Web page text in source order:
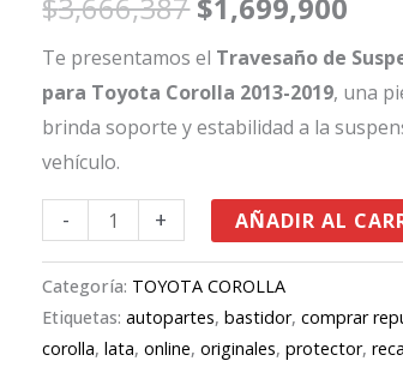
$3,666,387
era:
$3,666,387.
$1,699,900
es:
Te presentamos el Travesaño de
para Toyota Corolla 2013-2019, una
brinda soporte y estabilidad a la
vehículo.
-
Corolla
2013-
2019
cantidad
+ AÑADIR AL
Categoría: TOYOTA COROLLA
Etiquetas:autopartes,bastidor,comprar
corolla,lata,online,originales,protector,